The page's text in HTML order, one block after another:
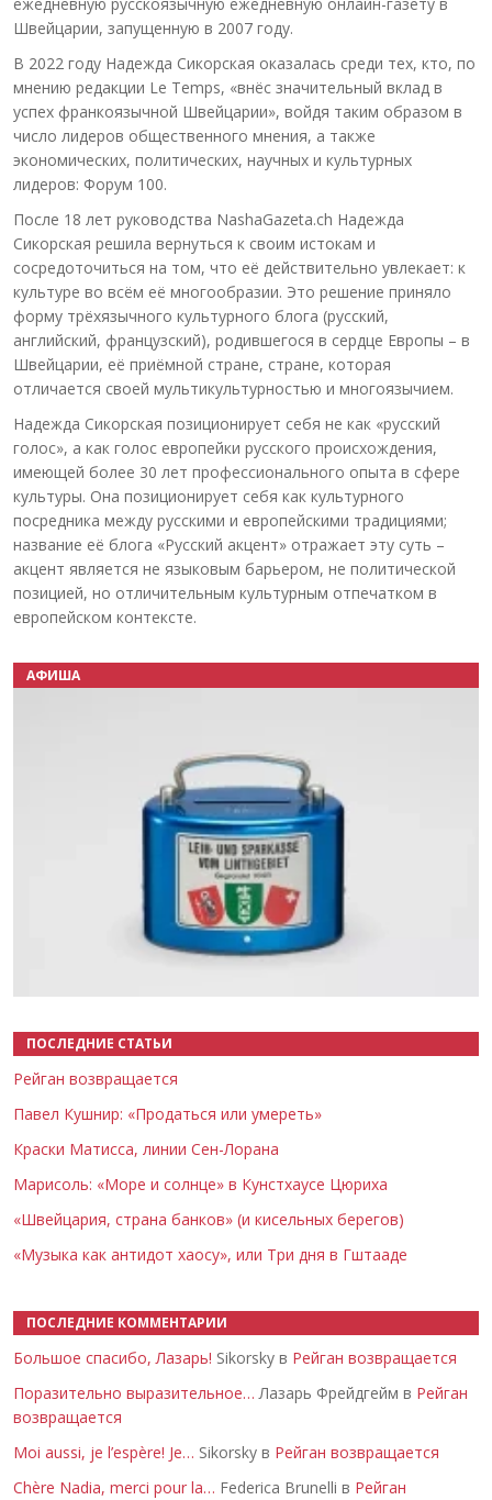
Швейцарии, запущенную в 2007 году.
В 2022 году Надежда Сикорская оказалась среди тех, кто, по
мнению редакции Le Temps, «внёс значительный вклад в
успех франкоязычной Швейцарии», войдя таким образом в
число лидеров общественного мнения, а также
экономических, политических, научных и культурных
лидеров: Форум 100.
После 18 лет руководства NashaGazeta.ch Надежда
Сикорская решила вернуться к своим истокам и
сосредоточиться на том, что её действительно увлекает: к
культуре во всём её многообразии. Это решение приняло
форму трёхязычного культурного блога (русский,
английский, французский), родившегося в сердце Европы – в
Швейцарии, её приёмной стране, стране, которая
отличается своей мультикультурностью и многоязычием.
Надежда Сикорская позиционирует себя не как «русский
голос», а как голос европейки русского происхождения,
имеющей более 30 лет профессионального опыта в сфере
культуры. Она позиционирует себя как культурного
посредника между русскими и европейскими традициями;
название её блога «Русский акцент» отражает эту суть –
акцент является не языковым барьером, не политической
позицией, но отличительным культурным отпечатком в
европейском контексте.
АФИША
ПОСЛЕДНИЕ СТАТЬИ
Рейган возвращается
Павел Кушнир: «Продаться или умереть»
Краски Матисса, линии Сен-Лорана
Марисоль: «Море и солнце» в Кунстхаусе Цюриха
«Швейцария, страна банков» (и кисельных берегов)
«Музыка как антидот хаосу», или Три дня в Гштааде
ПОСЛЕДНИЕ КОММЕНТАРИИ
Большое спасибо, Лазарь! Sikorsky в Рейган возвращается
Поразительно выразительное… Лазарь Фрейдгейм в Рейган
возвращается
Moi aussi, je l’espère! Je… Sikorsky в Рейган возвращается
Chère Nadia, merci pour la… Federica Brunelli в Рейган